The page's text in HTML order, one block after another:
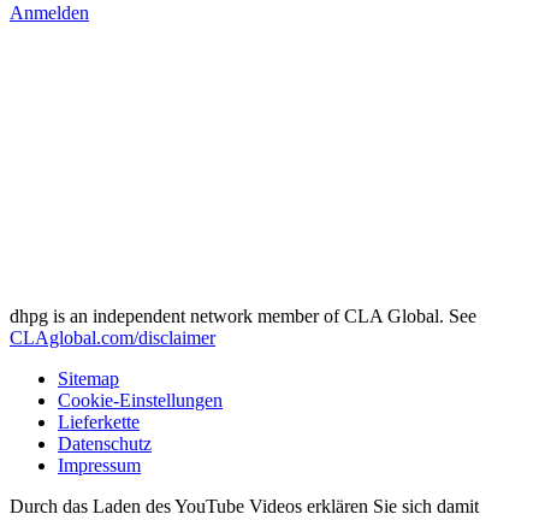
Anmelden
dhpg is an independent network member of CLA Global. See
CLAglobal.com/disclaimer
Sitemap
Cookie-Einstellungen
Lieferkette
Datenschutz
Impressum
Durch das Laden des YouTube Videos erklären Sie sich damit